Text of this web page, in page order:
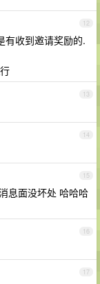
12
有收到邀请奖励的.
13
14
15
息面没坏处 哈哈哈
16
17